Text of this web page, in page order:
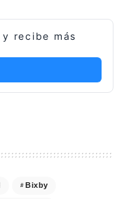
y recibe más
Bixby